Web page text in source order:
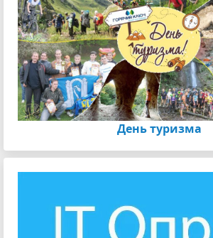
День туризма